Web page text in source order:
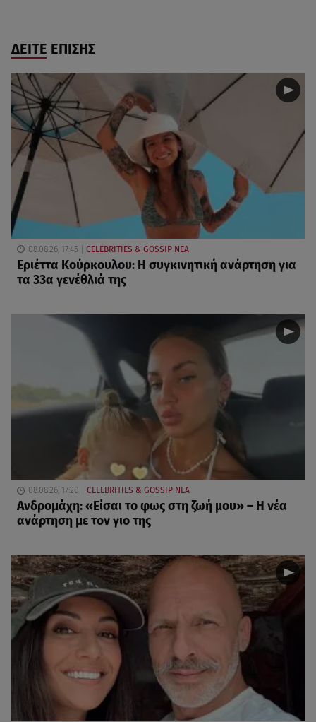
ΔΕΙΤΕ ΕΠΙΣΗΣ
08.08.26, 17:45 CELEBRITIES & GOSSIP ΝΕΑ
Εριέττα Κούρκουλου: Η συγκινητική ανάρτηση για
τα 33α γενέθλιά της
08.08.26, 17:20 CELEBRITIES & GOSSIP ΝΕΑ
Ανδρομάχη: «Είσαι το φως στη ζωή μου» – Η νέα
ανάρτηση με τον γιο της